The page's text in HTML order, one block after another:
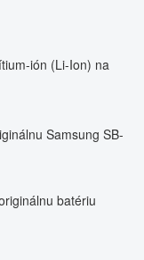
ión (Li-Ion) na
Samsung SB-
batériu